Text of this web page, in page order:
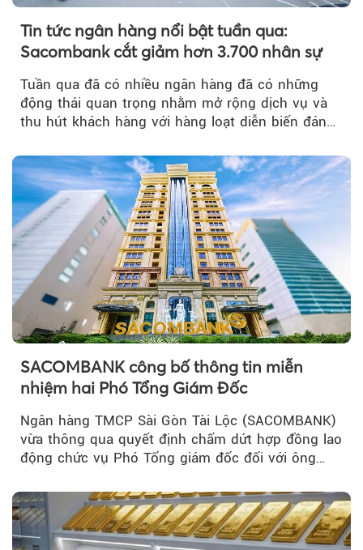
Tin tức ngân hàng nổi bật tuần qua:
Sacombank cắt giảm hơn 3.700 nhân sự
Tuần qua đã có nhiều ngân hàng đã có những
động thái quan trọng nhằm mở rộng dịch vụ và
thu hút khách hàng với hàng loạt diễn biến đáng
SACOMBANK công bố thông tin miễn
nhiệm hai Phó Tổng Giám Đốc
Ngân hàng TMCP Sài Gòn Tài Lộc (SACOMBANK)
vừa thông qua quyết định chấm dứt hợp đồng lao
động chức vụ Phó Tổng giám đốc đối với ông